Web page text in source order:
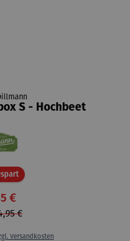
S - Hochbeet
Rabatt
€
€
Versandkosten